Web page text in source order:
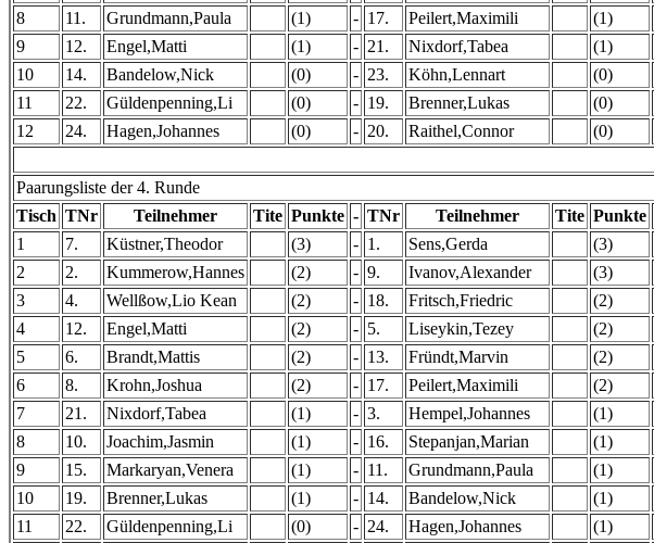
8
11. Grundmann,Paula (1) - 17. Peilert,Maximili (1)
9
12. Engel,Matti (1) - 21. Nixdorf,Tabea (1)
10
14. Bandelow,Nick (0) - 23. Köhn,Lennart (0)
11
22. Güldenpenning,Li (0) - 19. Brenner,Lukas (0)
12
24. Hagen,Johannes (0) - 20. Raithel,Connor (0)
Paarungsliste der 4. Runde
Tisch TNr Teilnehmer Tite Punkte - TNr Teilnehmer Tite Punkte
1
7. Küstner,Theodor (3) - 1. Sens,Gerda (3)
2
2. Kummerow,Hannes (2) - 9. Ivanov,Alexander (3)
3
4. Wellßow,Lio Kean (2) - 18. Fritsch,Friedric (2)
4
12. Engel,Matti (2) - 5. Liseykin,Tezey (2)
5
6. Brandt,Mattis (2) - 13. Fründt,Marvin (2)
6
8. Krohn,Joshua (2) - 17. Peilert,Maximili (2)
7
21. Nixdorf,Tabea (1) - 3. Hempel,Johannes (1)
8
10. Joachim,Jasmin (1) - 16. Stepanjan,Marian (1)
9
15. Markaryan,Venera (1) - 11. Grundmann,Paula (1)
10
19. Brenner,Lukas (1) - 14. Bandelow,Nick (1)
11
22. Güldenpenning,Li (0) - 24. Hagen,Johannes (1)